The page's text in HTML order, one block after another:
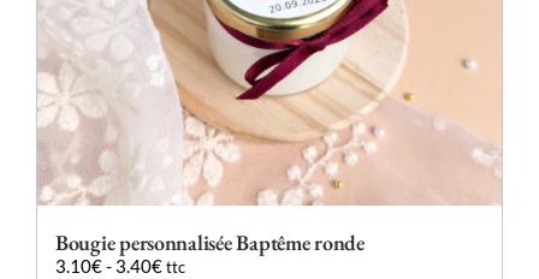
Bougie personnalisée Baptême ronde
3.10€- 3.40€ ttc